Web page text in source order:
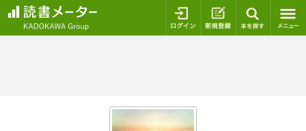
ログイン 新規登録